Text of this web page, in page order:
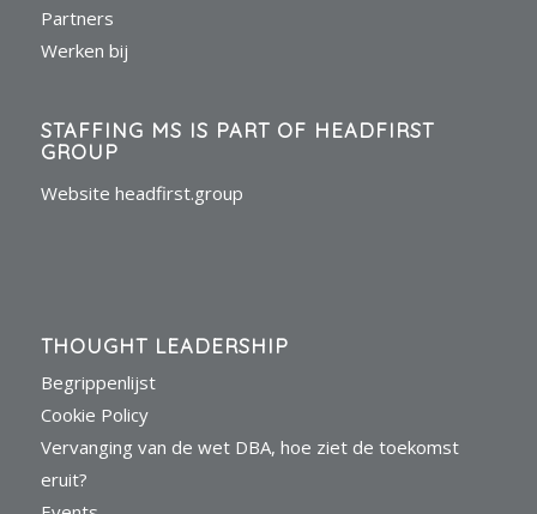
Partners
Werken bij
STAFFING MS IS PART OF HEADFIRST
GROUP
Website headfirst.group
THOUGHT LEADERSHIP
Begrippenlijst
Cookie Policy
Vervanging van de wet DBA, hoe ziet de toekomst
eruit?